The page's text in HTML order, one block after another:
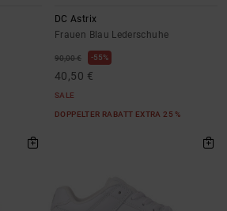
DC Astrix
Frauen Blau Lederschuhe
90,00 € 55%
40,50 €
SALE
DOPPELTER RABATT EXTRA 25 %